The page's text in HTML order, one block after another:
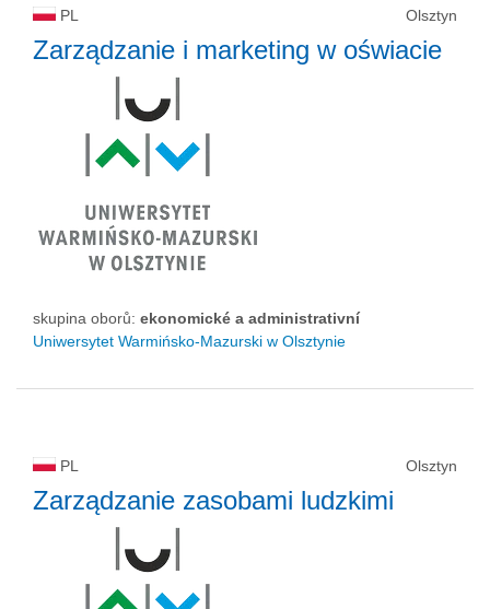
PL Olsztyn
Zarządzanie i marketing w oświacie
skupina oborů: ekonomické a administrativní
Uniwersytet Warmińsko-Mazurski w Olsztynie
PL Olsztyn
Zarządzanie zasobami ludzkimi